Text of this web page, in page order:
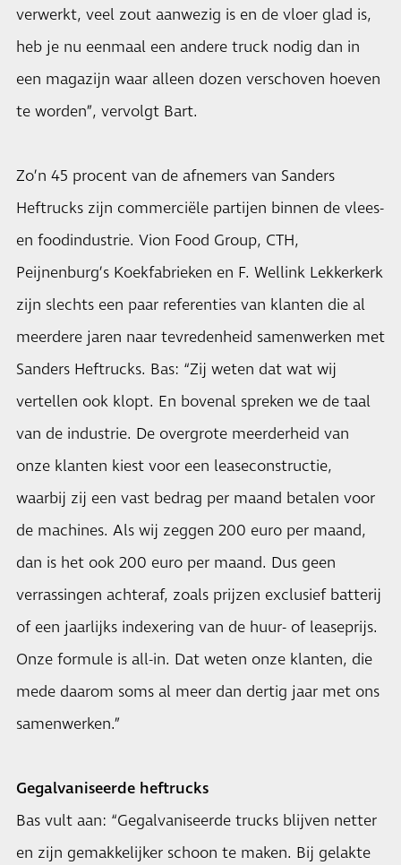
verwerkt, veel zout aanwezig is en de vloer glad is,
heb je nu eenmaal een andere truck nodig dan in
een magazijn waar alleen dozen verschoven hoeven
te worden”, vervolgt Bart.
Zo’n 45 procent van de afnemers van Sanders
Heftrucks zijn commerciële partijen binnen de vlees-
en foodindustrie. Vion Food Group, CTH,
Peijnenburg’s Koekfabrieken en F. Wellink Lekkerkerk
zijn slechts een paar referenties van klanten die al
meerdere jaren naar tevredenheid samenwerken met
Sanders Heftrucks. Bas: “Zij weten dat wat wij
vertellen ook klopt. En bovenal spreken we de taal
van de industrie. De overgrote meerderheid van
onze klanten kiest voor een leaseconstructie,
waarbij zij een vast bedrag per maand betalen voor
de machines. Als wij zeggen 200 euro per maand,
dan is het ook 200 euro per maand. Dus geen
verrassingen achteraf, zoals prijzen exclusief batterij
of een jaarlijks indexering van de huur- of leaseprijs.
Onze formule is all-in. Dat weten onze klanten, die
mede daarom soms al meer dan dertig jaar met ons
samenwerken.”
Gegalvaniseerde heftrucks
Bas vult aan: “Gegalvaniseerde trucks blijven netter
en zijn gemakkelijker schoon te maken. Bij gelakte